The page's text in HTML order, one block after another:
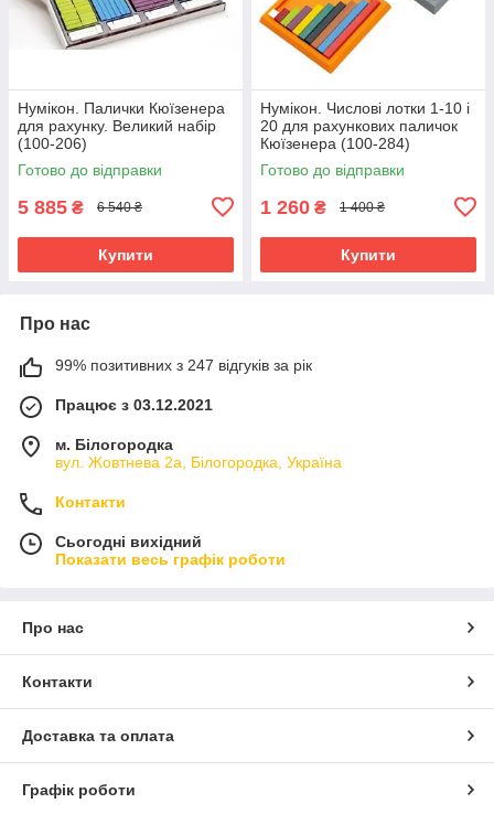
Нумікон. Палички Кюїзенера
для рахунку. Великий набір
(100-206)
Готово до відправки
5 885 ₴ 6 540 ₴
Купити
Нумікон. Числові лотки 1-10 і
20 для рахункових паличок
Кюїзенера (100-284)
Готово до відправки
1 260 ₴ 1 400 ₴
Купити
Про нас
99% позитивних з 247 відгуків за рік
Працює з 03.12.2021
м. Білогородка
вул. Жовтнева 2а, Білогородка, Україна
Контакти
Сьогодні вихідний
Показати весь графік роботи
Про нас
Контакти
Доставка та оплата
Графік роботи